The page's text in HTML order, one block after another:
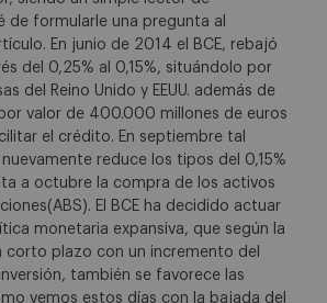
de formularle una pregunta al
En junio de 2014 el BCE, rebajó
del 0,25% al 0,15%, situándolo por
del Reino Unido y EEUU. además de
valor de 400.000 millones de euros
el crédito. En septiembre tal
reduce los tipos del 0,15%
a octubre la compra de los activos
El BCE ha decidido actuar
monetaria expansiva, que según la
corto plazo con un incremento del
también se favorece las
vemos estos días con la bajada del